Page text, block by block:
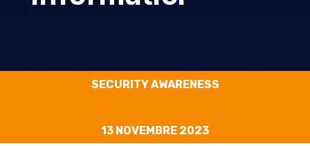
SECURITY AWARENESS
13 NOVEMBRE 2023